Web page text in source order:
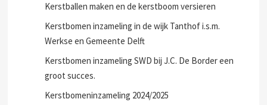
Kerstballen maken en de kerstboom versieren
Kerstbomen inzameling in de wijk Tanthof i.s.m.
Werkse en Gemeente Delft
Kerstbomen inzameling SWD bij J.C. De Border een
groot succes.
Kerstbomeninzameling 2024/2025